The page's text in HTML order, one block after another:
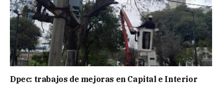
Dpec: trabajos de mejoras en Capital e Interior